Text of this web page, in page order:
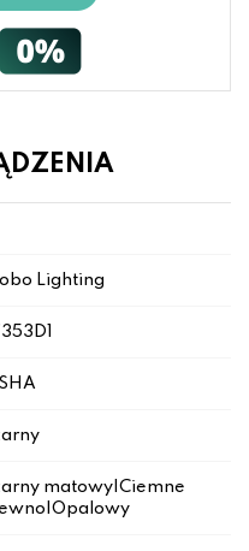
Lighting
matowy|Ciemne